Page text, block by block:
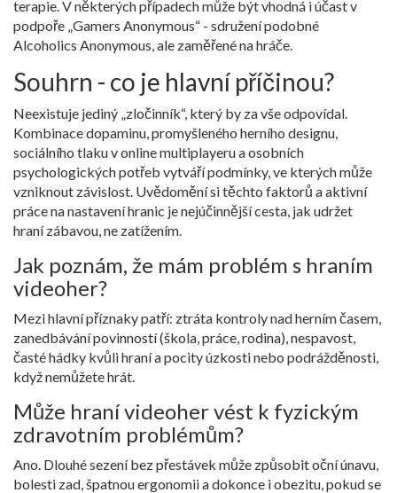
terapie. V některých případech může být vhodná i účast v
podpoře „Gamers Anonymous“ - sdružení podobné
Alcoholics Anonymous, ale zaměřené na hráče.
Souhrn - co je hlavní příčinou?
Neexistuje jediný „zločinník“, který by za vše odpovídal.
Kombinacedopaminu , promyšleného herního designu
sociálního tlaku vonline multiplayerua osobních
psychologických potřeb vytváří podmínky, ve kterých může
vzniknout závislost. Uvědomění si těchto faktorů a aktivní
práce na nastavení hranic je nejúčinnější cesta, jak udržet
hraní zábavou, ne zatížením.
Jak poznám, že mám problém s hraním
videoher?
Mezi hlavní příznaky patří: ztráta kontroly nad herním časem,
zanedbávání povinností (škola, práce, rodina), nespavost,
časté hádky kvůli hraní a pocity úzkosti nebo podrážděnosti,
když nemůžete hrát.
Může hraní videoher vést k fyzickým
zdravotním problémům?
Ano. Dlouhé sezení bez přestávek může způsobit oční únavu,
bolesti zad, špatnou ergonomii a dokonce i obezitu, pokud se